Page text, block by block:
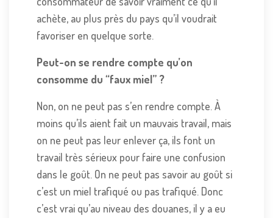
achète, au plus près du pays qu’il voudrait
favoriser en quelque sorte.
Peut-on se rendre compte qu’on
consomme du “faux miel” ?
Non, on ne peut pas s’en rendre compte. À
moins qu’ils aient fait un mauvais travail, mais
on ne peut pas leur enlever ça, ils font un
travail très sérieux pour faire une confusion
dans le goût. On ne peut pas savoir au goût si
c’est un miel trafiqué ou pas trafiqué. Donc
c’est vrai qu’au niveau des douanes, il y a eu